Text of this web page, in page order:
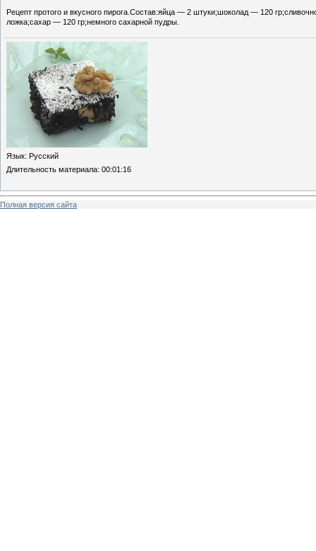
Рецепт протого и вкусного пирога.Состав:яйца — 2 штуки;шоколад — 120
ложка;сахар — 120 гр;немного сахарной пудры.
Язык: Русский
Длительность материала: 00:01:16
Полная версия сайта